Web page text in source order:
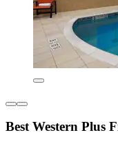
Best Western Plus